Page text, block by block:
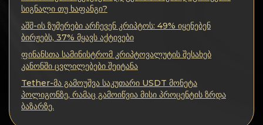
კონტაქტები
Wiki
FAQ
რეპუტაცია
სიგნალი თუ ხაფანგი?
აშშ-ის ზუმერები არჩევენ კრიპტოს: 49% იყენებენ
ბირჟებს, 37% მყავს აქტივები
ფინანსთა სამინისტრომ კრიპტოვალუტის შესახებ
კანონში ცვლილებები შეიტანა
Tether-მა გამოუშვა საკუთარი USDT მონეტა
პოლიგონზე, რამაც გამოიწვია მისი პროცენტის ზრდა
ბაზარზე.